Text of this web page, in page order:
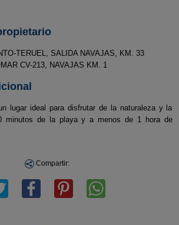
TERUEL, SALIDA NAVAJAS, KM. 33
CV-213, NAVAJAS KM. 1
lugar ideal para disfrutar de la naturaleza y la
minutos de la playa y a menos de 1 hora de
Compartir: